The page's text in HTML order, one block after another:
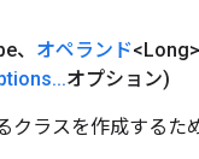
、 オペランド
...オプション)
ラスを作成するた